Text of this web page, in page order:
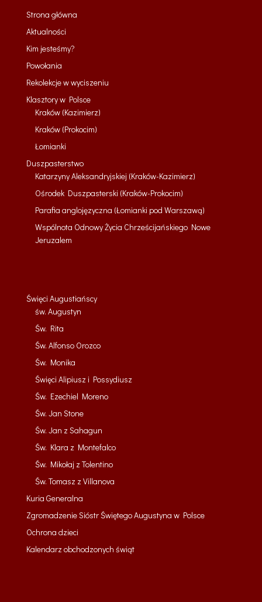
Strona główna
Aktualności
Kim jesteśmy?
Powołania
Rekolekcje w wyciszeniu
Klasztory w Polsce
Kraków (Kazimierz)
Kraków (Prokocim)
Łomianki
Duszpasterstwo
Katarzyny Aleksandryjskiej (Kraków-Kazimierz)
Ośrodek Duszpasterski (Kraków-Prokocim)
Parafia anglojęzyczna (Łomianki pod Warszawą)
Wspólnota Odnowy Życia Chrześcijańskiego Nowe
Jeruzalem
Święci Augustiańscy
św. Augustyn
Św. Rita
Św. Alfonso Orozco
Św. Monika
Święci Alipiusz i Possydiusz
Św. Ezechiel Moreno
Św. Jan Stone
Św. Jan z Sahagun
Św. Klara z Montefalco
Św. Mikołaj z Tolentino
Św. Tomasz z Villanova
Kuria Generalna
Zgromadzenie Sióstr Świętego Augustyna w Polsce
Ochrona dzieci
Kalendarz obchodzonych świąt